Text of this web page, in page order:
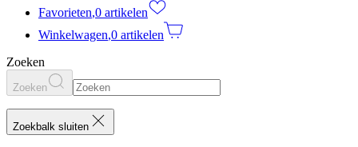
Favorieten,0 artikelen
Winkelwagen,0 artikelen
Zoeken
Zoeken
Zoekbalk sluiten